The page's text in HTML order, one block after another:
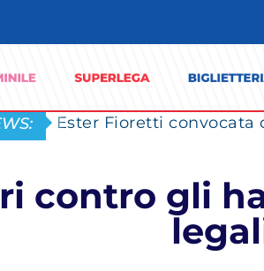
Ester Fioretti convocata
contro gli